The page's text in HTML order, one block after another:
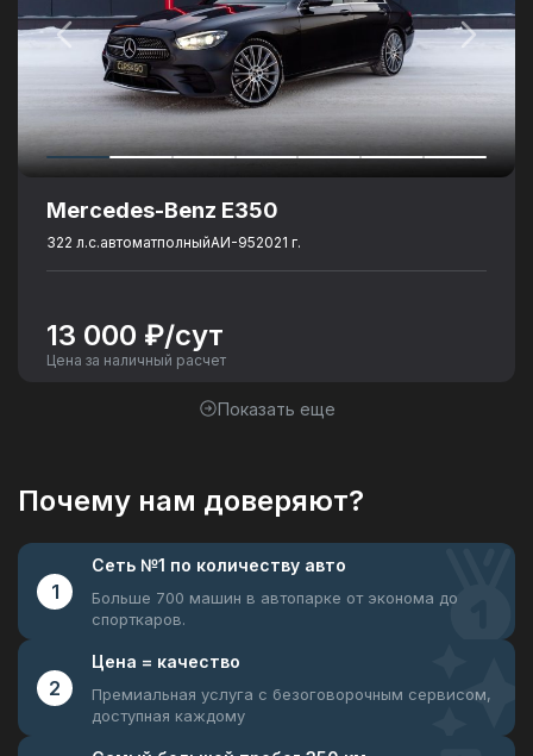
Mercedes-Benz E350
322 л.с.автоматполныйАИ-952021 г.
13 000 ₽/сут
Цена за наличный расчет
Показать еще
Почему нам доверяют?
1
Сеть №1 по количеству авто
Больше 700 машин в автопарке от эконома до
спорткаров.
2
Цена = качество
Премиальная услуга с безоговорочным сервисом,
доступная каждому